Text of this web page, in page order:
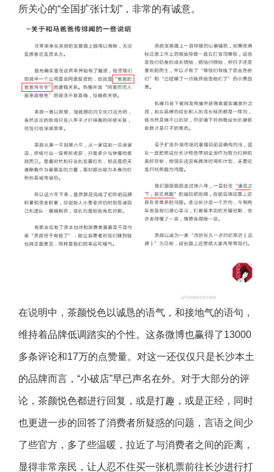
所关心的“全国扩张计划”，非常的有诚意。
在说明中，茶颜悦色以诚恳的语气，和接地气的语句，
维持着品牌低调踏实的个性。这条微博也赢得了13000
多条评论和17万的点赞量。对这一还仅仅只是长沙本土
的品牌而言，“小破店”早已声名在外。对于大部分的评
论，茶颜悦色都进行回复，或是打趣，或是正经，同时
也更进一步的回答了消费者所疑惑的问题，言语之间少
了些官方，多了些温暖，拉近了与消费者之间的距离，
显得非常亲民，让人忍不住买一张机票前往长沙进行打